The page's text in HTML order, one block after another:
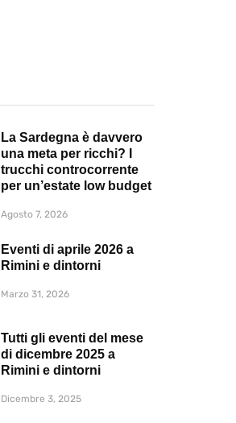
La Sardegna è davvero
una meta per ricchi? I
trucchi controcorrente
per un’estate low budget
Agosto 7, 2026
Eventi di aprile 2026 a
Rimini e dintorni
Marzo 31, 2026
Tutti gli eventi del mese
di dicembre 2025 a
Rimini e dintorni
Dicembre 3, 2025